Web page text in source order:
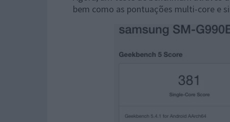
bem como as pontuações multi-core e